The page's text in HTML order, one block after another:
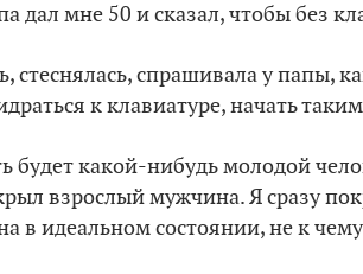
дал мне 50 и сказал, чтобы без
стеснялась, спрашивала у папы,
к клавиатуре, начать
будет какой-нибудь молодой
взрослый мужчина. Я сразу
в идеальном состоянии, не к